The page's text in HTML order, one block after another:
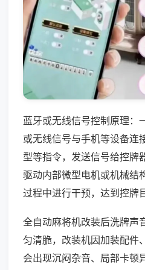
蓝牙或无线信号控制原理：
或无线信号与手机等设备连
型等指令，发送信号给控牌
驱动内部微型电机或机械结
过程中进行干预，达到控牌
全自动麻将机改装后洗牌声
匀清脆，改装机因加装配件
会出现沉闷杂音、局部卡顿